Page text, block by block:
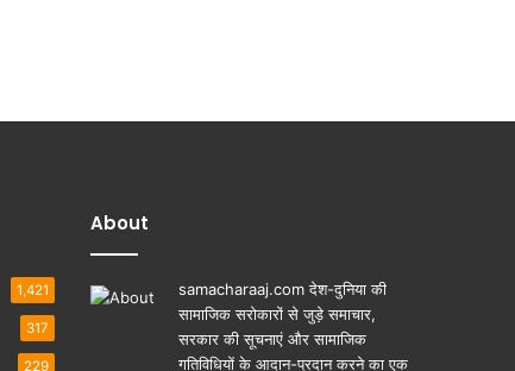
1,421
317
229
About
samacharaaj.com देश-दुनिया की
सामाजिक सरोकारों से जुड़े समाचार,
सरकार की सूचनाएं और सामाजिक
गतिविधियाें के आदान-प्रदान करने का एक